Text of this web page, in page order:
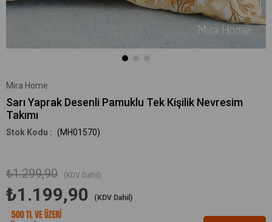
Mira Home
Sarı Yaprak Desenli Pamuklu Tek Kişilik Nevresim
Takımı
(MH01570)
₺1.299,90 (KDV Dahil)
₺1.199,90 (KDV Dahil)